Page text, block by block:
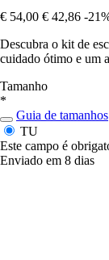
€ 54,00 € 42,86 -
Descubra o kit de
cuidado ótimo e um
Tamanho
*
Guia de tamanhos
TU
Este campo é
Enviado em 8 dias